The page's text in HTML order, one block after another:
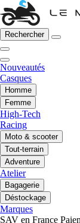
Rechercher
Nouveautés
Casques
Homme
Femme
High-Tech
Racing
Moto & scooter
Tout-terrain
Adventure
Atelier
Bagagerie
Déstockage
Marques
SAV en France